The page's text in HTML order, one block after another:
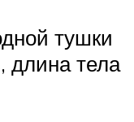
тушки
длина тела